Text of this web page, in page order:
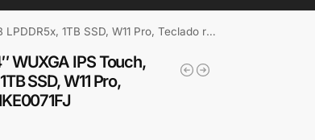
Teclado retroiluminado español, Grey · 21KE0071FJ
WUXGA IPS Touch,
SSD, W11 Pro,